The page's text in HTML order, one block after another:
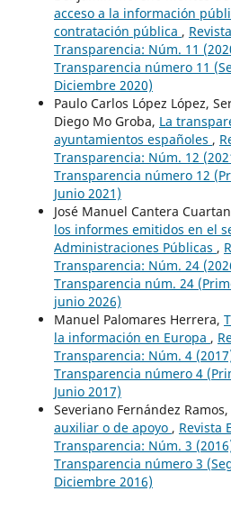
acceso a la información
contratación pública ,
Transparencia: Núm. 11
Transparencia número 11
Diciembre 2020)
Paulo Carlos López López,
Diego Mo Groba, La
ayuntamientos españoles ,
Transparencia: Núm. 12
Transparencia número 12
Junio 2021)
José Manuel Cantera
los informes emitidos en el
Administraciones Públicas ,
Transparencia: Núm. 24
Transparencia núm. 24
junio 2026)
Manuel Palomares Herrera,
la información en Europa ,
Transparencia: Núm. 4
Transparencia número 4
Junio 2017)
Severiano Fernández Ramos,
auxiliar o de apoyo , Revista
Transparencia: Núm. 3
Transparencia número 3
Diciembre 2016)